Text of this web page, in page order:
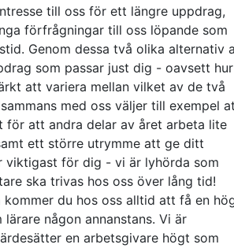
till oss för ett längre uppdrag,
förfrågningar till oss löpande som
Genom dessa två olika alternativ
som passar just dig - oavsett hur
att variera mellan vilket av de två
med oss väljer till exempel
för att andra delar av året arbeta lite
ett större utrymme att ge ditt
för dig - vi är lyhörda som
ska trivas hos oss över lång tid!
du hos oss alltid att få en
någon annanstans. Vi är
en arbetsgivare högt som